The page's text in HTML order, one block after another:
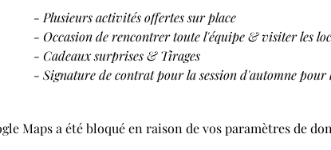
- Plusieurs activités offertes sur place
- Occasion de rencontrer toute l'équipe & visiter les
- Cadeaux surprises & Tirages
- Signature de contrat pour la session d'automne
Maps a été bloqué en raison de vos paramètres de